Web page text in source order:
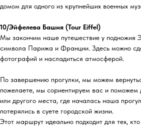
домом для одного из крупнейших военных
10/Эйфелева Башня (Tour Eiffel)
Мы закончим наше путешествие у подножия
символа Парижа и Франции. Здесь можно
фотографий и насладиться атмосферой.
По завершению прогулки, мы можем
пожелаете, мы сориентируем вас и поможем
или другого места, где началась наша
потерялись в суете городской жизни.
Этот маршрут идеально подходит для тех, кто